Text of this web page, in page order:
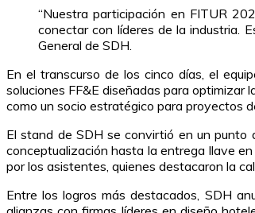
“Nuestra participación en FITUR
conectar con líderes de la industria.
General de SDH.
En el transcurso de los cinco días, el
soluciones FF&E diseñadas para optimizar
como un socio estratégico para proyectos
El stand de SDH se convirtió en un punto
conceptualización hasta la entrega llave
por los asistentes, quienes destacaron la
Entre los logros más destacados, SDH